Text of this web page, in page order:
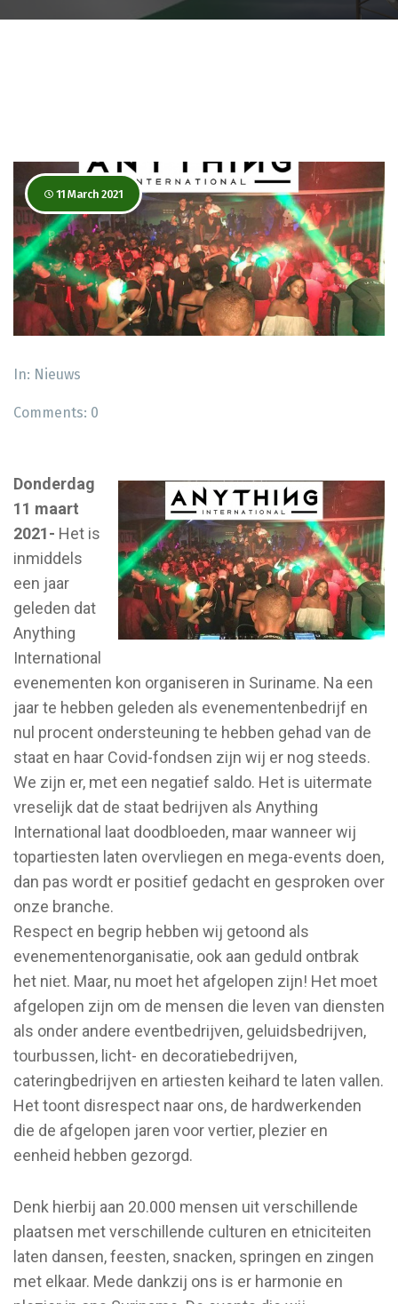
11 March 2021
In: Nieuws
Comments: 0
Donderdag
11 maart
2021- Het is
inmiddels
een jaar
geleden dat
Anything
International
evenementen kon organiseren in Suriname. Na een
jaar te hebben geleden als evenementenbedrijf en
nul procent ondersteuning te hebben gehad van de
staat en haar Covid-fondsen zijn wij er nog steeds.
We zijn er, met een negatief saldo. Het is uitermate
vreselijk dat de staat bedrijven als Anything
International laat doodbloeden, maar wanneer wij
topartiesten laten overvliegen en mega-events doen,
dan pas wordt er positief gedacht en gesproken over
onze branche.
Respect en begrip hebben wij getoond als
evenementenorganisatie, ook aan geduld ontbrak
het niet. Maar, nu moet het afgelopen zijn! Het moet
afgelopen zijn om de mensen die leven van diensten
als onder andere eventbedrijven, geluidsbedrijven,
tourbussen, licht- en decoratiebedrijven,
cateringbedrijven en artiesten keihard te laten vallen.
Het toont disrespect naar ons, de hardwerkenden
die de afgelopen jaren voor vertier, plezier en
eenheid hebben gezorgd.
Denk hierbij aan 20.000 mensen uit verschillende
plaatsen met verschillende culturen en etniciteiten
laten dansen, feesten, snacken, springen en zingen
met elkaar. Mede dankzij ons is er harmonie en